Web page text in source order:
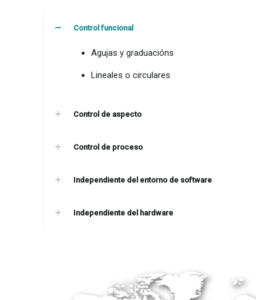
Control funcional
Agujas y graduacións
Lineales o circulares
Control de aspecto
Control de proceso
Independiente del entorno de software
Independiente del hardware